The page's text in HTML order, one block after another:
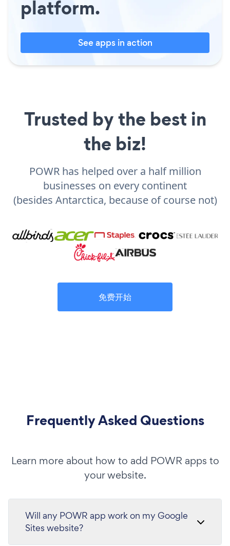
platform.
See apps in action
Trusted by the best in
the biz!
POWR has helped over a half million
businesses on every continent
(besides Antarctica, because of course not)
免费开始
Frequently Asked Questions
Learn more about how to add POWR apps to
your website.
Will any POWR app work on my Google
Sites website?